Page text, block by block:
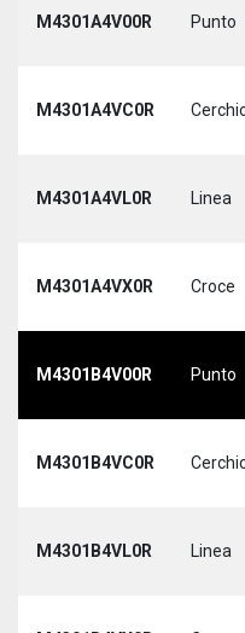
M4301A4V00R Punto
M4301A4VC0R
M4301A4VL0R Linea
M4301A4VX0R Croce
M4301B4V00R Punto
M4301B4VC0R
M4301B4VL0R Linea